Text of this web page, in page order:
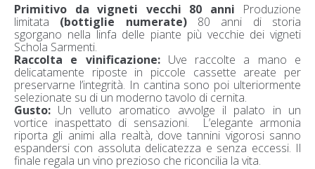
Primitivo da vigneti vecchi 80 anni Produzione
limitata (bottiglie numerate) 80 anni di storia
sgorgano nella linfa delle piante più vecchie dei vigneti
Schola Sarmenti.
Raccolta e vinificazione:Uve raccolte a mano e
delicatamente riposte in piccole cassette areate per
preservarne l’integrità. In cantina sono poi ulteriormente
selezionate su di un moderno tavolo di cernita.
Gusto: Un velluto aromatico avvolge il palato in un
vortice inaspettato di sensazioni. L’elegante armonia
riporta gli animi alla realtà, dove tannini vigorosi sanno
espandersi con assoluta delicatezza e senza eccessi. Il
finale regala un vino prezioso che riconcilia la vita.